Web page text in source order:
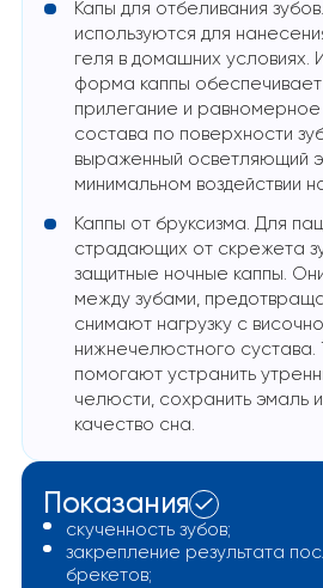
Капы для отбеливания
используются для
геля в домашних условиях.
форма каппы
прилегание и
состава по поверхности
выраженный осветляющий
минимальном воздействии
Каппы от бруксизма. Для
страдающих от скрежета
защитные ночные каппы.
между зубами,
снимают нагрузку с
нижнечелюстного сустава.
помогают устранить
челюсти, сохранить эмаль
качество сна.
Показания
скученность зубов;
закрепление результата
брекетов;